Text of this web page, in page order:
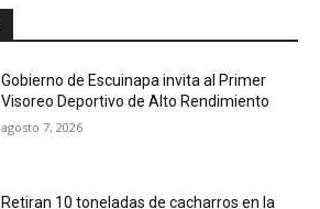
Gobierno de Escuinapa invita al Primer
Visoreo Deportivo de Alto Rendimiento
agosto 7, 2026
Retiran 10 toneladas de cacharros en la